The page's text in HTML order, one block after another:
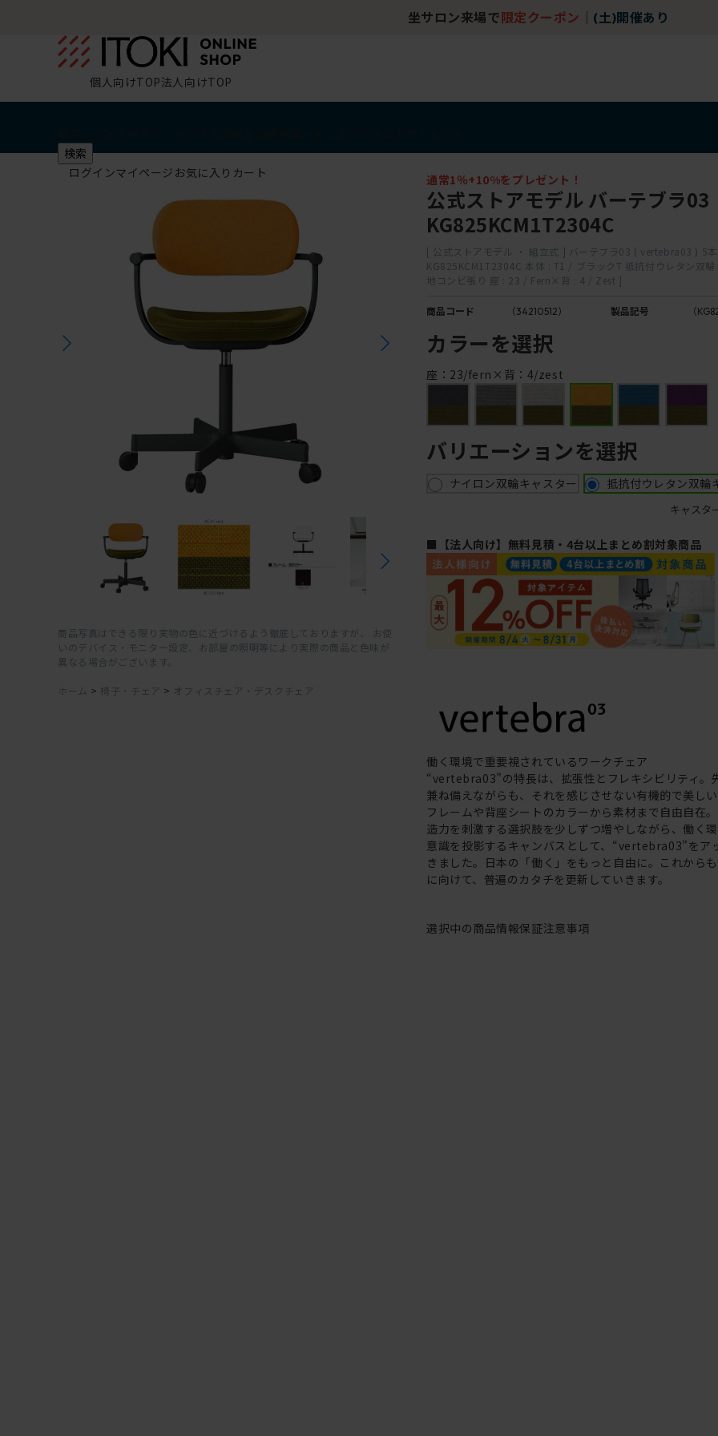
坐サロン来場で 限定クーポン (土)開催あり
個人向けTOP法人向けTOP
検索
ログインマイページ お気に入り カート
商品写真はできる限り実物の色に近づけるよう徹底しておりますが、 お使
いのデバイス・モニター設定、お部屋の照明等により実際の商品と色味が
異なる場合がございます。
ホーム > 椅子・チェア > オフィスチェア・デスクチェア
通常1％+10%をプレゼント！
公式ストアモデル バーテブラ03
KG825KCM1T2304C
[ 公式ストアモデル ・ 組立式 ] バーテブラ03 ( vertebra03 ) 5
KG825KCM1T2304C 本体 : T1 / ブラックT 抵抗付ウレタン双輪
地コンビ張り 座 : 23 / Fern×背 : 4 / Zest ]
商品コード （34210512） 製品記号 （
カラーを選択
座：23/fern×背：4/zest
バリエーションを選択
ナイロン双輪キャスター 抵抗付ウレタン双輪
キャスタ
■【法人向け】無料見積・4台以上まとめ割対象商品
働く環境で重要視されているワークチェア
“vertebra03”の特長は、拡張性とフレキシビリティ。
兼ね備えながらも、それを感じさせない有機的で美しい
フレームや背座シートのカラーから素材まで自由自在
造力を刺激する選択肢を少しずつ増やしながら、働く
意識を投影するキャンバスとして、“vertebra03”をア
きました。日本の「働く」をもっと自由に。これから
に向けて、普遍のカタチを更新していきます。
選択中の商品情報保証注意事項